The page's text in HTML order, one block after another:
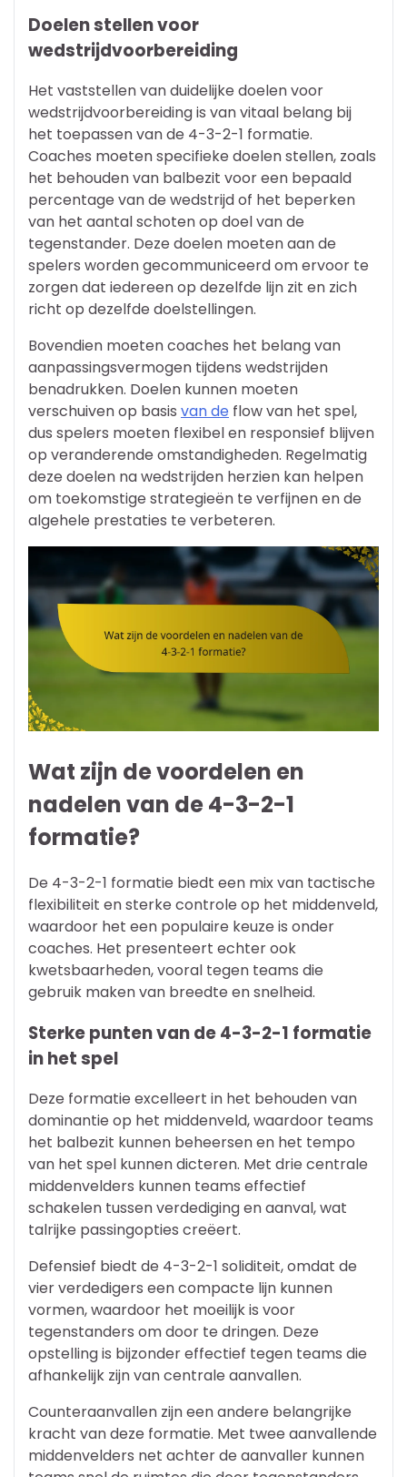
Doelen stellen voor
wedstrijdvoorbereiding
Het vaststellen van duidelijke doelen voor
wedstrijdvoorbereiding is van vitaal belang bij
het toepassen van de 4-3-2-1 formatie.
Coaches moeten specifieke doelen stellen, zoals
het behouden van balbezit voor een bepaald
percentage van de wedstrijd of het beperken
van het aantal schoten op doel van de
tegenstander. Deze doelen moeten aan de
spelers worden gecommuniceerd om ervoor te
zorgen dat iedereen op dezelfde lijn zit en zich
richt op dezelfde doelstellingen.
Bovendien moeten coaches het belang van
aanpassingsvermogen tijdens wedstrijden
benadrukken. Doelen kunnen moeten
verschuiven op basis van de flow van het spel,
dus spelers moeten flexibel en responsief blijven
op veranderende omstandigheden. Regelmatig
deze doelen na wedstrijden herzien kan helpen
om toekomstige strategieën te verfijnen en de
algehele prestaties te verbeteren.
Wat zijn de voordelen en
nadelen van de 4-3-2-1
formatie?
De 4-3-2-1 formatie biedt een mix van tactische
flexibiliteit en sterke controle op het middenveld,
waardoor het een populaire keuze is onder
coaches. Het presenteert echter ook
kwetsbaarheden, vooral tegen teams die
gebruik maken van breedte en snelheid.
Sterke punten van de 4-3-2-1 formatie
in het spel
Deze formatie excelleert in het behouden van
dominantie op het middenveld, waardoor teams
het balbezit kunnen beheersen en het tempo
van het spel kunnen dicteren. Met drie centrale
middenvelders kunnen teams effectief
schakelen tussen verdediging en aanval, wat
talrijke passingopties creëert.
Defensief biedt de 4-3-2-1 soliditeit, omdat de
vier verdedigers een compacte lijn kunnen
vormen, waardoor het moeilijk is voor
tegenstanders om door te dringen. Deze
opstelling is bijzonder effectief tegen teams die
afhankelijk zijn van centrale aanvallen.
Counteraanvallen zijn een andere belangrijke
kracht van deze formatie. Met twee aanvallende
middenvelders net achter de aanvaller kunnen